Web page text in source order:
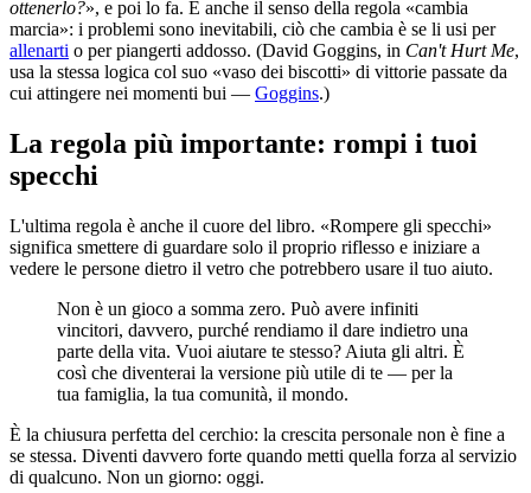
ottenerlo?», e poi lo fa. È anche il senso della regola «cambia
marcia»: i problemi sono inevitabili, ciò che cambia è se li usi per
allenarti o per piangerti addosso. (David Goggins, in Can't Hurt Me,
usa la stessa logica col suo «vaso dei biscotti» di vittorie passate da
cui attingere nei momenti bui — Goggins.)
La regola più importante: rompi i tuoi
specchi
L'ultima regola è anche il cuore del libro. «Rompere gli specchi»
significa smettere di guardare solo il proprio riflesso e iniziare a
vedere le persone dietro il vetro che potrebbero usare il tuo aiuto.
Non è un gioco a somma zero. Può avere infiniti
vincitori, davvero, purché rendiamo il dare indietro una
parte della vita. Vuoi aiutare te stesso? Aiuta gli altri. È
così che diventerai la versione più utile di te — per la
tua famiglia, la tua comunità, il mondo.
È la chiusura perfetta del cerchio: la crescita personale non è fine a
se stessa. Diventi davvero forte quando metti quella forza al servizio
di qualcuno. Non un giorno: oggi.